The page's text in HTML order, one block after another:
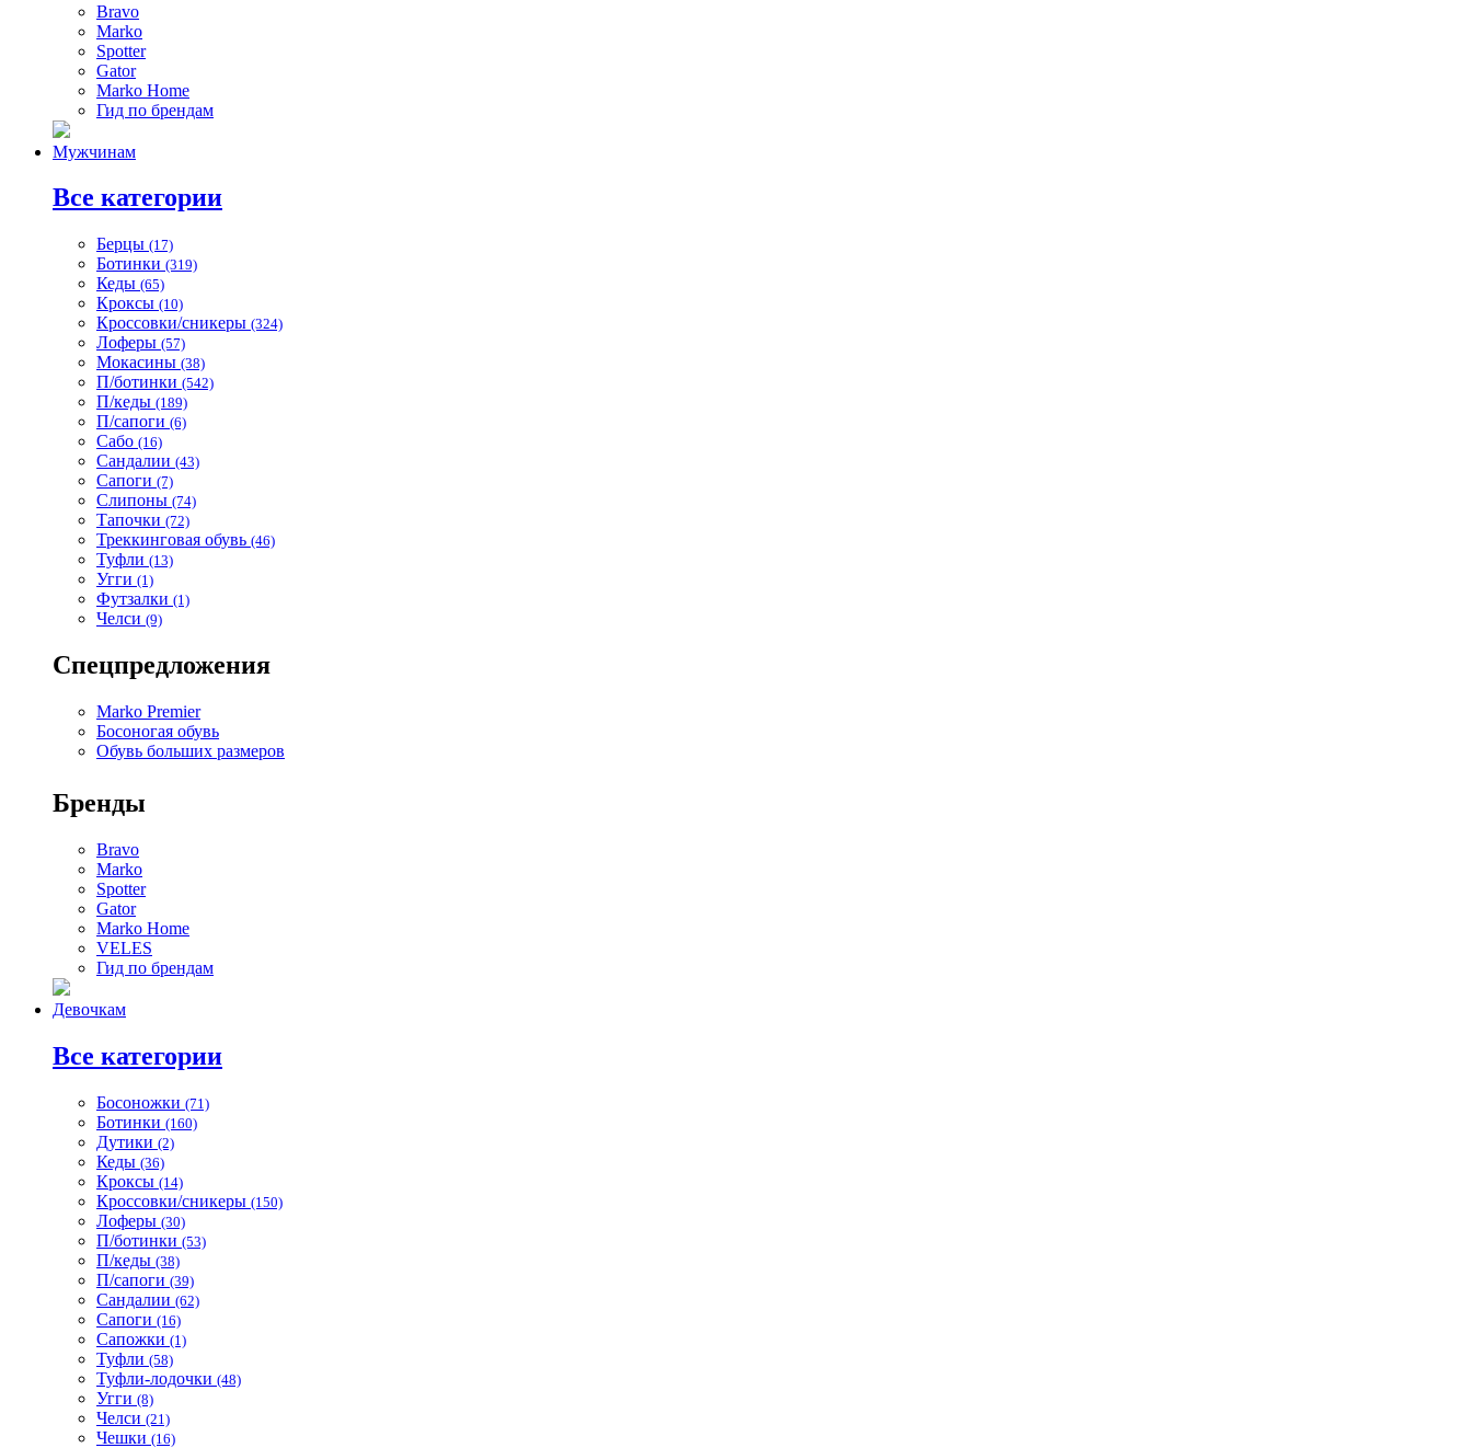
Bravo
Marko
Spotter
Gator
Marko Home
Гид по брендам
Мужчинам
Все категории
Берцы (17)
Ботинки (319)
Кеды (65)
Кроксы (10)
Кроссовки/сникеры (324)
Лоферы (57)
Мокасины (38)
П/ботинки (542)
П/кеды (189)
П/сапоги (6)
Сабо (16)
Сандалии (43)
Сапоги (7)
Слипоны (74)
Тапочки (72)
Треккинговая обувь (46)
Туфли (13)
Угги (1)
Футзалки (1)
Челси (9)
Спецпредложения
Marko Premier
Босоногая обувь
Обувь больших размеров
Бренды
Bravo
Marko
Spotter
Gator
Marko Home
VELES
Гид по брендам
Девочкам
Все категории
Босоножки (71)
Ботинки (160)
Дутики (2)
Кеды (36)
Кроксы (14)
Кроссовки/сникеры (150)
Лоферы (30)
П/ботинки (53)
П/кеды (38)
П/сапоги (39)
Сандалии (62)
Сапоги (16)
Сапожки (1)
Туфли (58)
Туфли-лодочки (48)
Угги (8)
Челси (21)
Чешки (16)